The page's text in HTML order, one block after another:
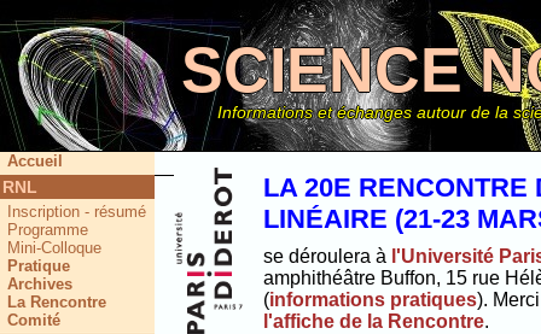
SCIENCE
Informations et échanges autour de la
LA 20E RENCONTRE
LINÉAIRE (21-23
se déroulera à l'Université
amphithéâtre Buffon, 15 rue
(informations pratiques).
l'affiche de la Rencontre.
Accueil
RNL
Inscription - résumé
Programme
Mini-Colloque
Pratique
Archives
La Rencontre
Comité
Ce site